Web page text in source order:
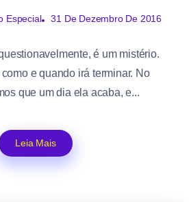
Especial 31 De Dezembro De 2016
é um mistério.
e quando irá terminar. No
que um dia ela acaba, e...
Leia Mais